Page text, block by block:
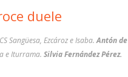
duele
Sangüesa, Ezcároz e Isaba.Antón de
e Iturrama. Silvia Fernández Pérez.